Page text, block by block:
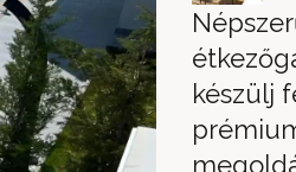
készülj